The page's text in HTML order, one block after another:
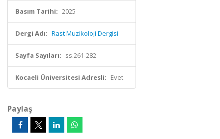
Basım Tarihi: 2025
Dergi Adı: Rast Muzikoloji Dergisi
Sayfa Sayıları: ss.261-282
Kocaeli Üniversitesi Adresli: Evet
Paylaş